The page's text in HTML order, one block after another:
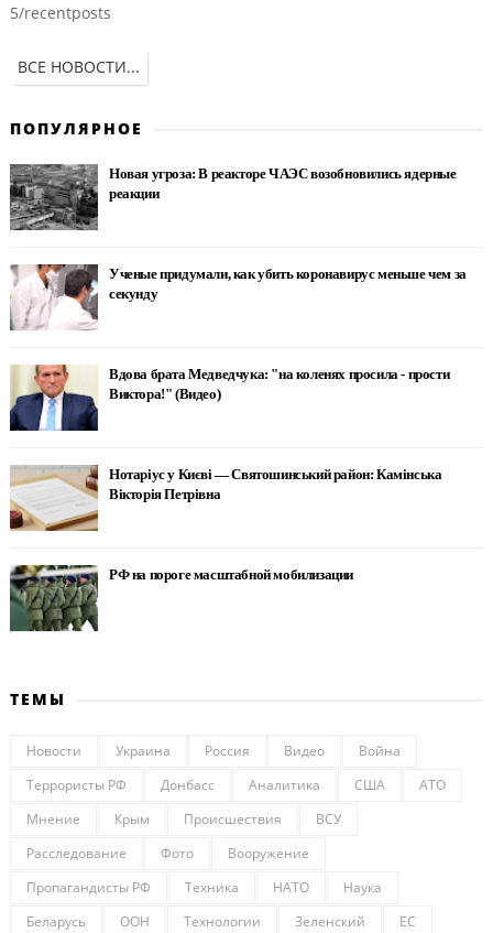
5/recentposts
ВСЕ НОВОСТИ...
ПОПУЛЯРНОЕ
Новая угроза: В реакторе ЧАЭС возобновились ядерные
реакции
Ученые придумали, как убить коронавирус меньше чем за
секунду
Вдова брата Медведчука: "на коленях просила - прости
Виктора!" (Видео)
Нотаріус у Києві — Святошинський район: Камінська
Вікторія Петрівна
РФ на пороге масштабной мобилизации
ТЕМЫ
Новости Украина Россия Видео
Война
Террористы РФ
Донбасс Аналитика США
АТО
Мнение
Крым Происшествия
ВСУ
Расследование
Фото
Вооружение
Пропагандисты РФ
Техника НАТО
Наука
Беларусь
ООН Технологии Зеленский ЕС